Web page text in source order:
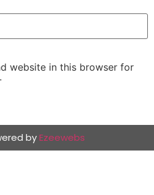
website in this browser for
byEzeewebs